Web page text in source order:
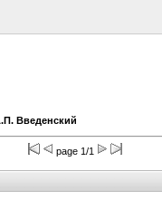
Введенский
page 1/1